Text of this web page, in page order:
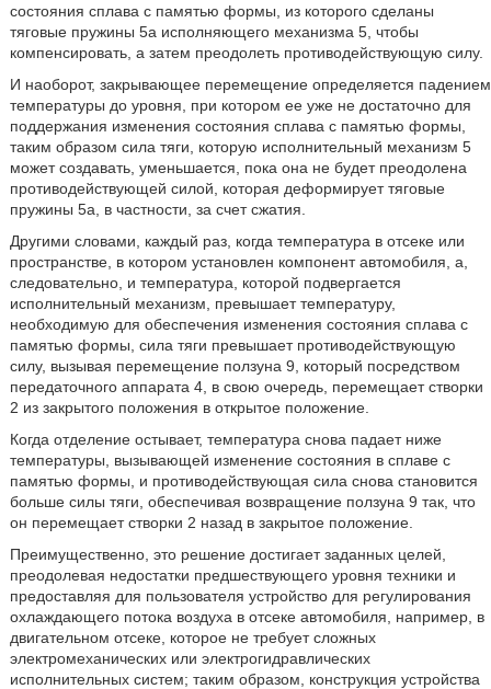
состояния сплава с памятью формы, из которого сделаны
тяговые пружины 5а исполняющего механизма 5, чтобы
компенсировать, а затем преодолеть противодействующую силу.
И наоборот, закрывающее перемещение определяется падением
температуры до уровня, при котором ее уже не достаточно для
поддержания изменения состояния сплава с памятью формы,
таким образом сила тяги, которую исполнительный механизм 5
может создавать, уменьшается, пока она не будет преодолена
противодействующей силой, которая деформирует тяговые
пружины 5а, в частности, за счет сжатия.
Другими словами, каждый раз, когда температура в отсеке или
пространстве, в котором установлен компонент автомобиля, а,
следовательно, и температура, которой подвергается
исполнительный механизм, превышает температуру,
необходимую для обеспечения изменения состояния сплава с
памятью формы, сила тяги превышает противодействующую
силу, вызывая перемещение ползуна 9, который посредством
передаточного аппарата 4, в свою очередь, перемещает створки
2 из закрытого положения в открытое положение.
Когда отделение остывает, температура снова падает ниже
температуры, вызывающей изменение состояния в сплаве с
памятью формы, и противодействующая сила снова становится
больше силы тяги, обеспечивая возвращение ползуна 9 так, что
он перемещает створки 2 назад в закрытое положение.
Преимущественно, это решение достигает заданных целей,
преодолевая недостатки предшествующего уровня техники и
предоставляя для пользователя устройство для регулирования
охлаждающего потока воздуха в отсеке автомобиля, например, в
двигательном отсеке, которое не требует сложных
электромеханических или электрогидравлических
исполнительных систем; таким образом, конструкция устройства